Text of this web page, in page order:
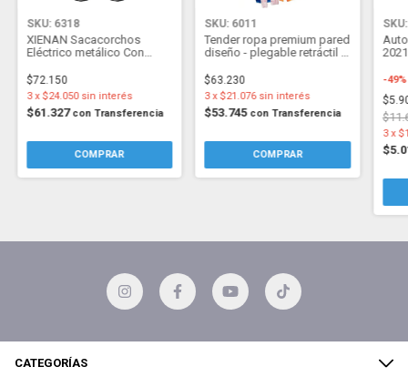
SKU: 6318
XIENAN Sacacorchos
Eléctrico metálico Con
$72.150
$61.327con Transferencia
3 x$24.050 sin interés
SKU: 6011
Tender ropa premium pared
diseño - plegable retráctil -
$63.230
$53.745 con Transferencia
3 x$21.076 sin interés
-49
3 x
CATEGORÍAS